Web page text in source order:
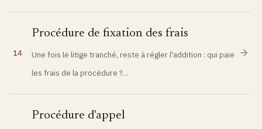
14
Procédure de fixation des frais
Une fois le litige tranché, reste à régler l'addition : qui paie
les frais de la procédure ?…
Procédure d'appel